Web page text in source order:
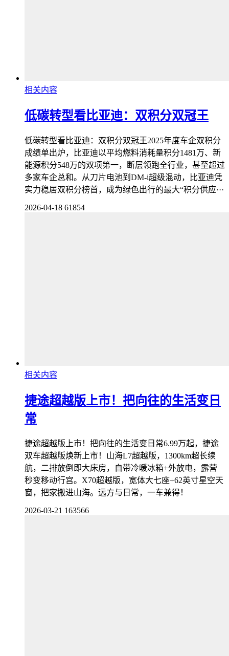
相关内容
低碳转型看比亚迪：双积分双冠王
低碳转型看比亚迪：双积分双冠王2025年度车企双积分
成绩单出炉，比亚迪以平均燃料消耗量积分1481万、新
能源积分548万的双项第一，断层领跑全行业，甚至超过
多家车企总和。从刀片电池到DM-i超级混动，比亚迪凭
实力稳居双积分榜首，成为绿色出行的最大“积分供应···
2026-04-18 61854
相关内容
捷途超越版上市！把向往的生活变日
常
捷途超越版上市！把向往的生活变日常6.99万起，捷途
双车超越版焕新上市！山海L7超越版，1300km超长续
航，二排放倒即大床房，自带冷暖冰箱+外放电，露营
秒变移动行宫。X70超越版，宽体大七座+62英寸星空天
窗，把家搬进山海。远方与日常，一车兼得！
2026-03-21 163566